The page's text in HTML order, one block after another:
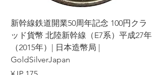
新幹線鉄道開業50周年記念 100円クラ
ッド貨幣 北陸新幹線（E7系）平成27年
（2015年）| 日本造幣局 |
GoldSilverJapan
السعر